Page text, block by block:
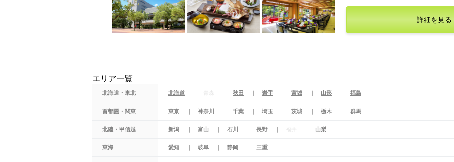
詳細を見る
エリア一覧
北海道・東北 北海道 青森 秋田 岩手 宮城 山形 福島
首都圏・関東 東京 神奈川 千葉 埼玉 茨城 栃木 群馬
北陸・甲信越 新潟 富山 石川 長野 山梨
東海 愛知 岐阜 静岡 三重